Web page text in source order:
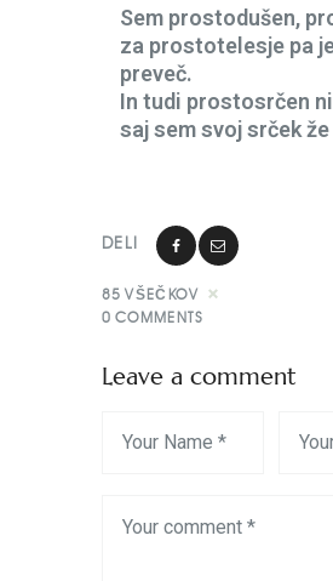
Sem prostodušen,
za prostotelesje pa
preveč.
In tudi prostosrčen
saj sem svoj srček
DELI
85 VŠEČKOV
0 COMMENTS
Leave a comment